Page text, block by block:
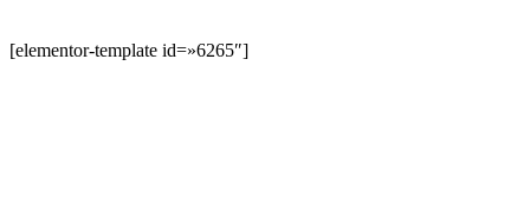
[elementor-template id=»6265″]